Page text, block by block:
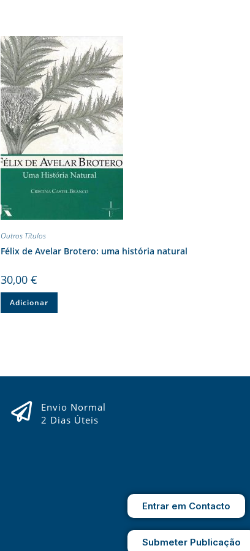
Outros Títulos
Félix de Avelar Brotero: uma história natural
30,00 €
Adicionar
Envio Normal
2 Dias Úteis
Entrar em Contacto
Submeter Publicação